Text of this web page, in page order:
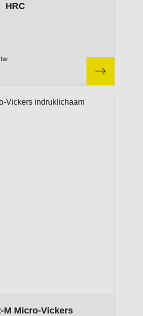
HRC
M Micro-Vickers